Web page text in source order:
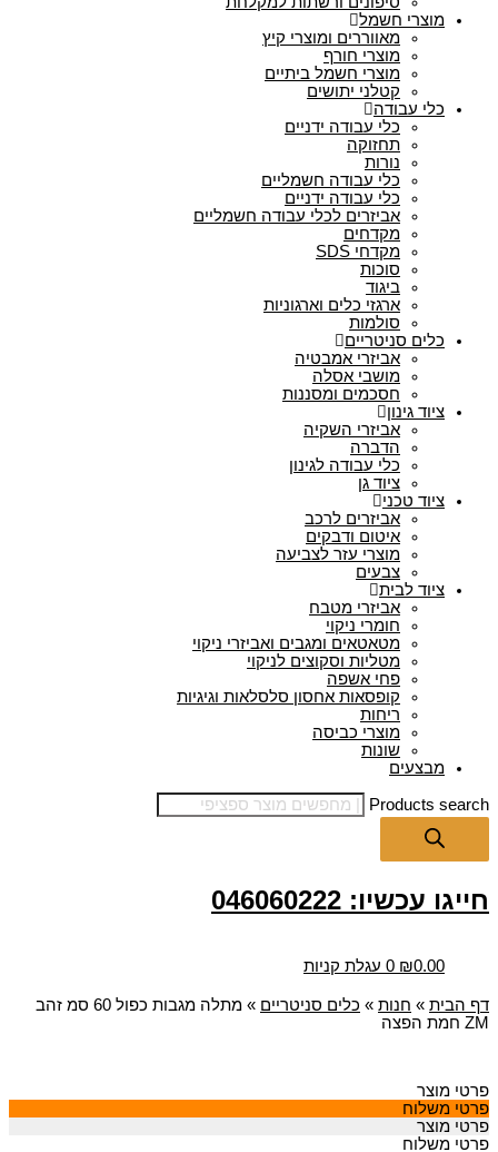
מוצרי חשמל
מאווררים ומוצרי קיץ
מוצרי חורף
מוצרי חשמל ביתיים
קטלני יתושים
כלי עבודה
כלי עבודה ידניים
תחזוקה
נורות
כלי עבודה חשמליים
כלי עבודה ידניים
אביזרים לכלי עבודה חשמליים
מקדחים
מקדחי SDS
סוכות
ביגוד
ארגזי כלים וארגוניות
סולמות
כלים סניטריים
אביזרי אמבטיה
מושבי אסלה
חסכמים ומסננות
ציוד גינון
אביזרי השקיה
הדברה
כלי עבודה לגינון
ציוד גן
ציוד טכני
אביזרים לרכב
איטום ודבקים
מוצרי עזר לצביעה
צבעים
ציוד לבית
אביזרי מטבח
חומרי ניקוי
מטאטאים ומגבים ואביזרי ניקוי
מטליות וסקוצים לניקוי
פחי אשפה
קופסאות אחסון סלסלאות וגיגיות
ריחות
מוצרי כביסה
שונות
מבצעים
Products search
חייגו עכשיו: 046060222
₪0.00
0 עגלת קניות
דף הבית » חנות » כלים סניטריים »
מתלה מגבות כפול 60 סמ זהב
ZM חמת הפצה
פרטי מוצר
פרטי משלוח
פרטי מוצר
פרטי משלוח